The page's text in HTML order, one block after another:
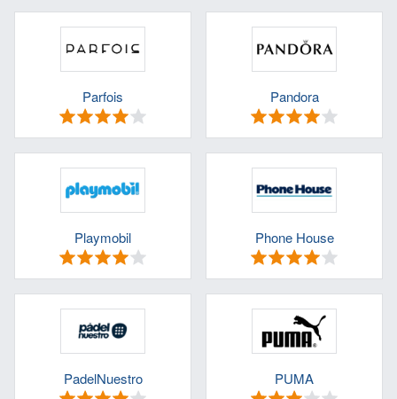
Parfois Pandora
Playmobil Phone House
PadelNuestro PUMA